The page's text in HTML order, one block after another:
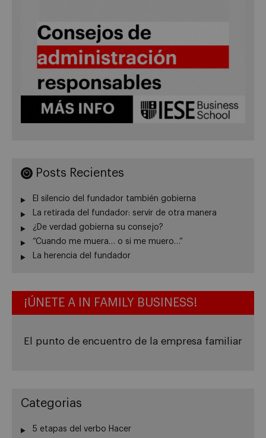
Posts Recientes
El silencio del fundador también gobierna
La retirada del fundador: servir de otra manera
¿De verdad gobierna su consejo?
“Cuando me muera… o si me muero…”
La herencia del fundador
¡ÚNETE A IN FAMILY BUSINESS!
El punto de encuentro de la empresa familiar
Categorias
5 etapas del verbo Hacer